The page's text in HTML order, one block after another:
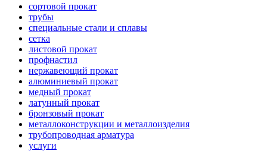
сортовой прокат
трубы
специальные стали и сплавы
сетка
листовой прокат
профнастил
нержавеющий прокат
алюминиевый прокат
медный прокат
латунный прокат
бронзовый прокат
металлоконструкции и металлоизделия
трубопроводная арматура
услуги